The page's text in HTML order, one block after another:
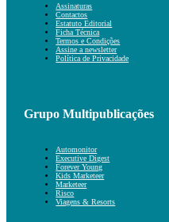
Assinaturas
Contactos
Estatuto Editorial
Ficha Técnica
Termos e Condições
Assine a newsletter
Política de Privacidade
Grupo Multipublicações
Automonitor
Executive Digest
Forever Young
Kids Marketeer
Marketeer
Risco
Viagens & Resorts